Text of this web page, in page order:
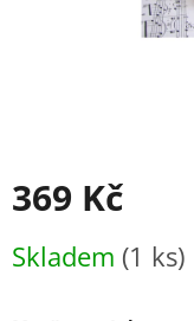
369 Kč
cena:
Skladem (1 ks)